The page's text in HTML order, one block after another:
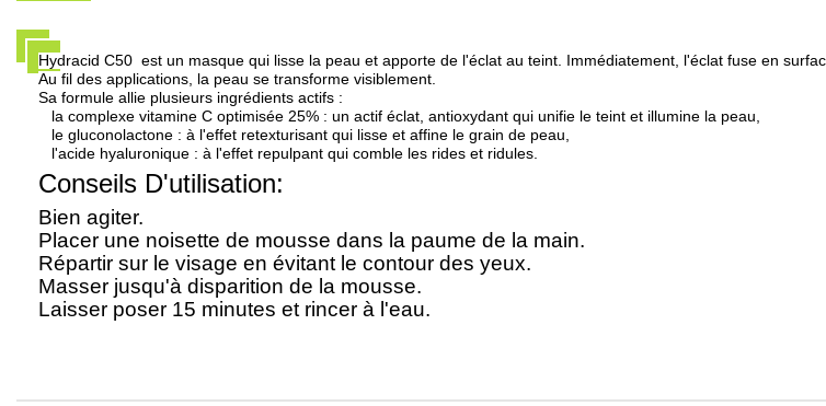
Hydracid C50 est un masque qui lisse la peau et apporte de l'éclat au teint. Immédiatement, l'éclat fuse en
Au fil des applications, la peau se transforme visiblement.
Sa formule allie plusieurs ingrédients actifs :
la complexe vitamine C optimisée 25% : un actif éclat, antioxydant qui unifie le teint et illumine la peau,
le gluconolactone : à l'effet retexturisant qui lisse et affine le grain de peau,
l'acide hyaluronique : à l'effet repulpant qui comble les rides et ridules.
Conseils D'utilisation:
Bien agiter.
Placer une noisette de mousse dans la paume de la main.
Répartir sur le visage en évitant le contour des yeux.
Masser jusqu'à disparition de la mousse.
Laisser poser 15 minutes et rincer à l'eau.